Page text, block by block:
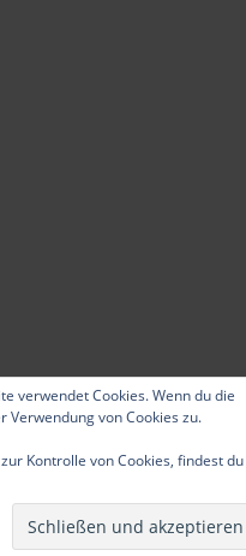
verwendet Cookies. Wenn du die
von Cookies zu.
Kontrolle von Cookies, findest du